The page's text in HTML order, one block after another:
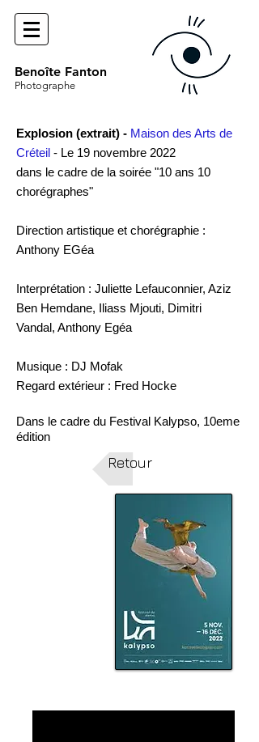
Benoîte Fanton
Photographe
Explosion (extrait) - Maison des Arts de
Créteil - Le 19 novembre 2022
dans le cadre de la soirée "10 ans 10
chorégraphes"
Direction artistique et chorégraphie :
Anthony EGéa
Interprétation : Juliette Lefauconnier, Aziz
Ben Hemdane, Iliass Mjouti, Dimitri
Vandal, Anthony Egéa
Musique : DJ Mofak
Regard extérieur : Fred Hocke
Dans le cadre du Festival Kalypso, 10eme
édition
Retour